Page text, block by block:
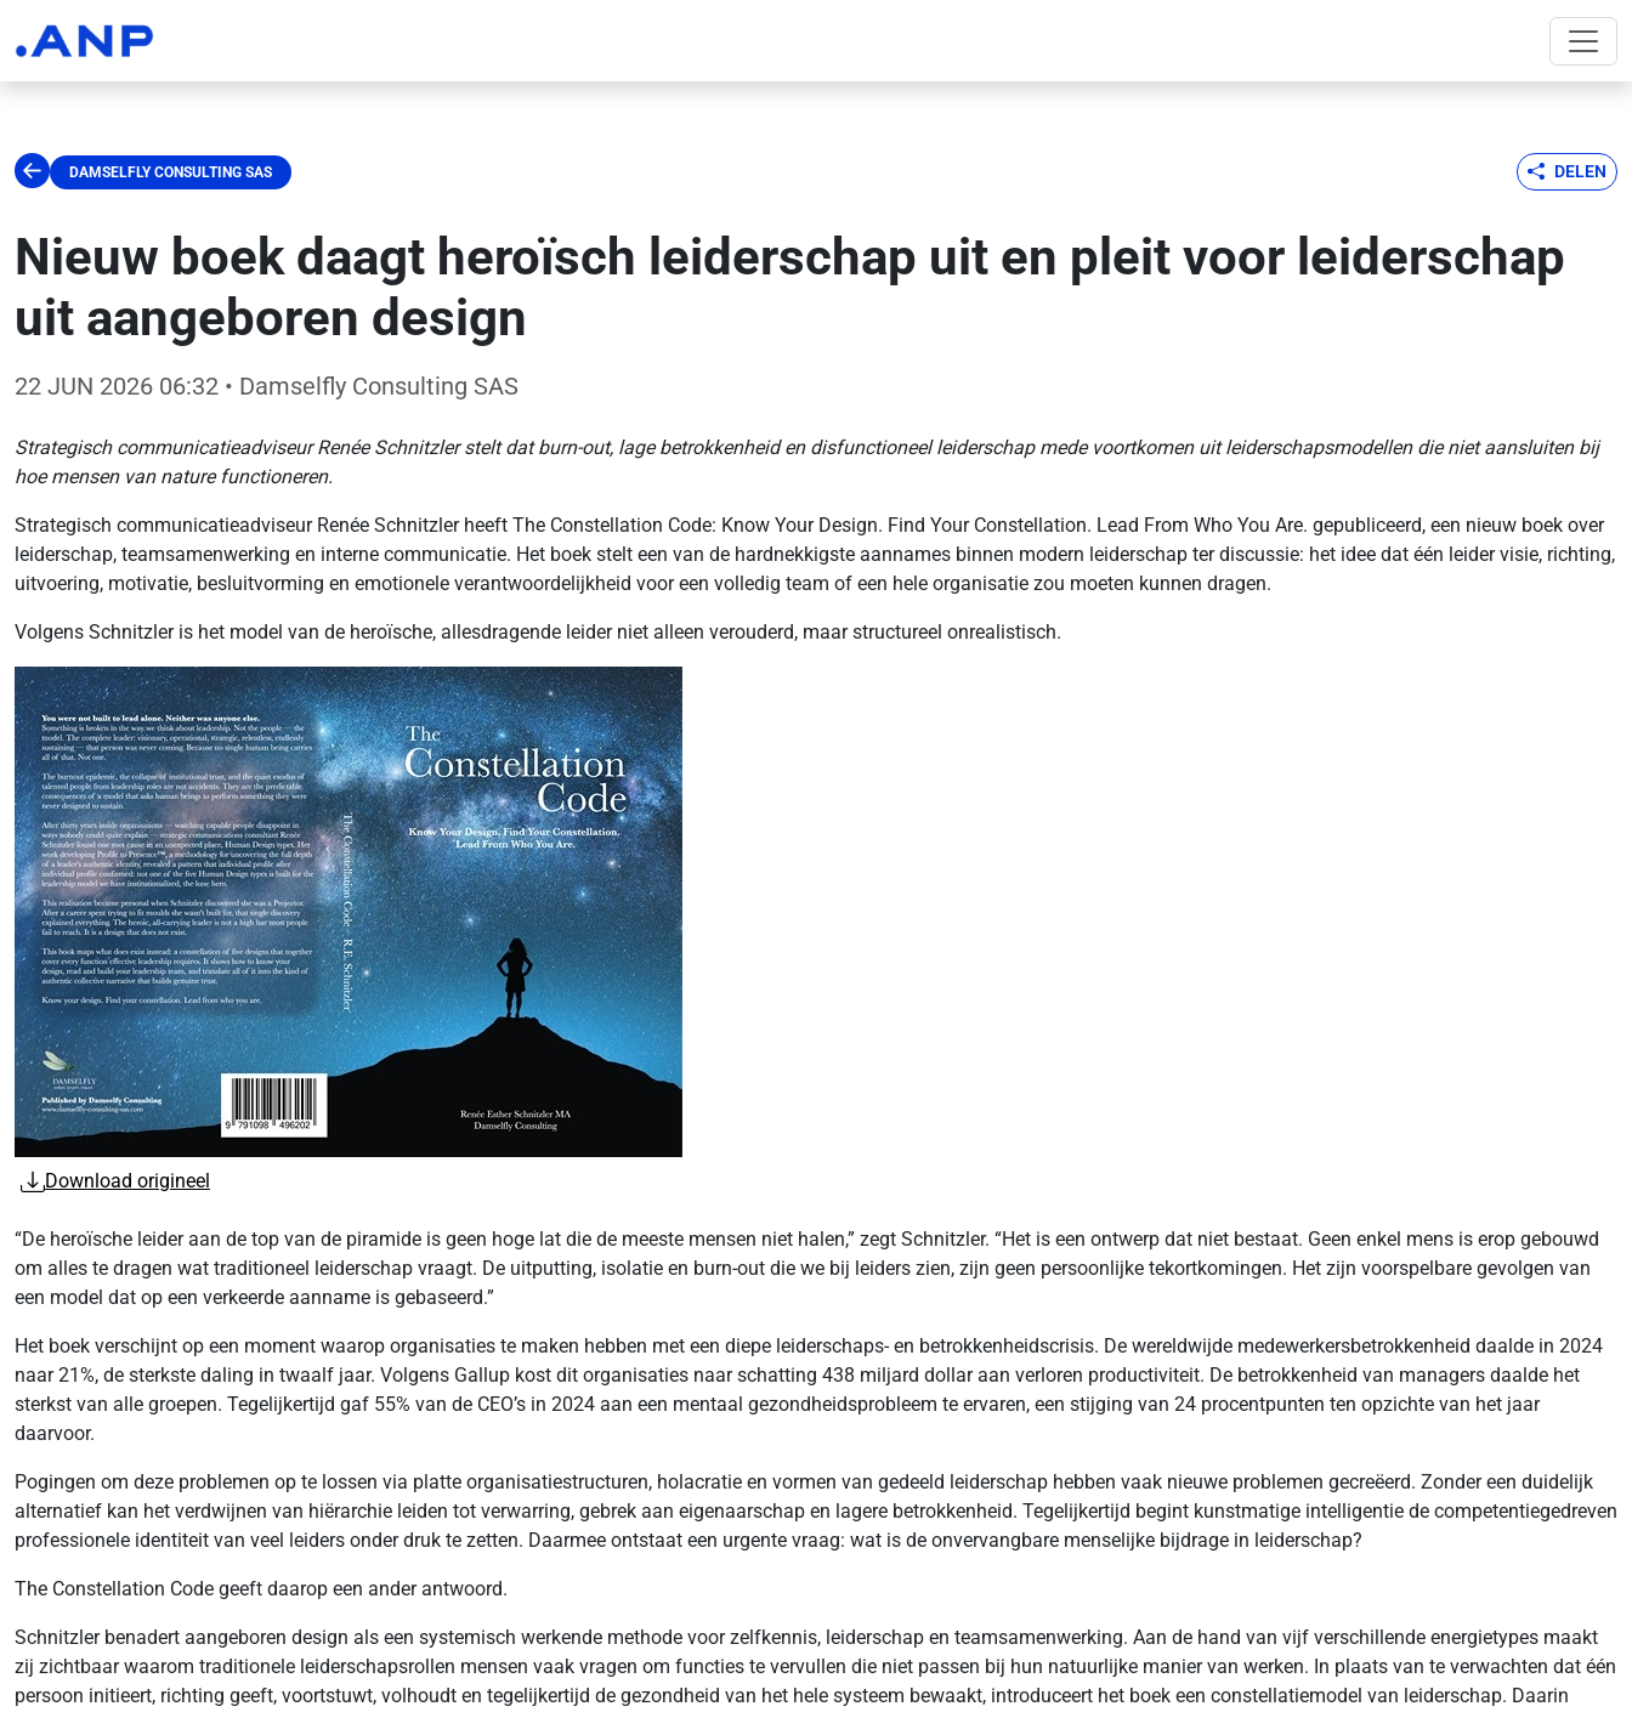
DAMSELFLY CONSULTING SAS DELEN
Nieuw boek daagt heroïsch leiderschap uit en pleit voor leiderschap
uit aangeboren design
22 JUN 2026 06:32 • Damselfly Consulting SAS
Strategisch communicatieadviseur Renée Schnitzler stelt dat burn-out, lage betrokkenheid en disfunctioneel leiderschap mede voortkomen uit leiderschapsmodellen die niet aansluiten bij
hoe mensen van nature functioneren.
Strategisch communicatieadviseur Renée Schnitzler heeft The Constellation Code: Know Your Design. Find Your Constellation. Lead From Who You Are. gepubliceerd, een nieuw boek over
leiderschap, teamsamenwerking en interne communicatie. Het boek stelt een van de hardnekkigste aannames binnen modern leiderschap ter discussie: het idee dat één leider visie, richting,
uitvoering, motivatie, besluitvorming en emotionele verantwoordelijkheid voor een volledig team of een hele organisatie zou moeten kunnen dragen.
Volgens Schnitzler is het model van de heroïsche, allesdragende leider niet alleen verouderd, maar structureel onrealistisch.
Download origineel
“De heroïsche leider aan de top van de piramide is geen hoge lat die de meeste mensen niet halen,” zegt Schnitzler. “Het is een ontwerp dat niet bestaat. Geen enkel mens is erop gebouwd
om alles te dragen wat traditioneel leiderschap vraagt. De uitputting, isolatie en burn-out die we bij leiders zien, zijn geen persoonlijke tekortkomingen. Het zijn voorspelbare gevolgen van
een model dat op een verkeerde aanname is gebaseerd.”
Het boek verschijnt op een moment waarop organisaties te maken hebben met een diepe leiderschaps- en betrokkenheidscrisis. De wereldwijde medewerkersbetrokkenheid daalde in 2024
naar 21%, de sterkste daling in twaalf jaar. Volgens Gallup kost dit organisaties naar schatting 438 miljard dollar aan verloren productiviteit. De betrokkenheid van managers daalde het
sterkst van alle groepen. Tegelijkertijd gaf 55% van de CEO’s in 2024 aan een mentaal gezondheidsprobleem te ervaren, een stijging van 24 procentpunten ten opzichte van het jaar
daarvoor.
Pogingen om deze problemen op te lossen via platte organisatiestructuren, holacratie en vormen van gedeeld leiderschap hebben vaak nieuwe problemen gecreëerd. Zonder een duidelijk
alternatief kan het verdwijnen van hiërarchie leiden tot verwarring, gebrek aan eigenaarschap en lagere betrokkenheid. Tegelijkertijd begint kunstmatige intelligentie de competentiegedreven
professionele identiteit van veel leiders onder druk te zetten. Daarmee ontstaat een urgente vraag: wat is de onvervangbare menselijke bijdrage in leiderschap?
The Constellation Code geeft daarop een ander antwoord.
Schnitzler benadert aangeboren design als een systemisch werkende methode voor zelfkennis, leiderschap en teamsamenwerking. Aan de hand van vijf verschillende energietypes maakt
zij zichtbaar waarom traditionele leiderschapsrollen mensen vaak vragen om functies te vervullen die niet passen bij hun natuurlijke manier van werken. In plaats van te verwachten dat één
persoon initieert, richting geeft, voortstuwt, volhoudt en tegelijkertijd de gezondheid van het hele systeem bewaakt, introduceert het boek een constellatiemodel van leiderschap. Daarin